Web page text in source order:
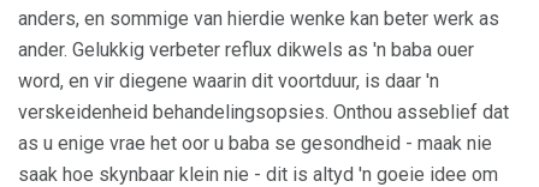
anders, en sommige van hierdie wenke kan beter werk as
ander. Gelukkig verbeter reflux dikwels as 'n baba ouer
word, en vir diegene waarin dit voortduur, is daar 'n
verskeidenheid behandelingsopsies. Onthou asseblief dat
as u enige vrae het oor u baba se gesondheid - maak nie
saak hoe skynbaar klein nie - dit is altyd 'n goeie idee om